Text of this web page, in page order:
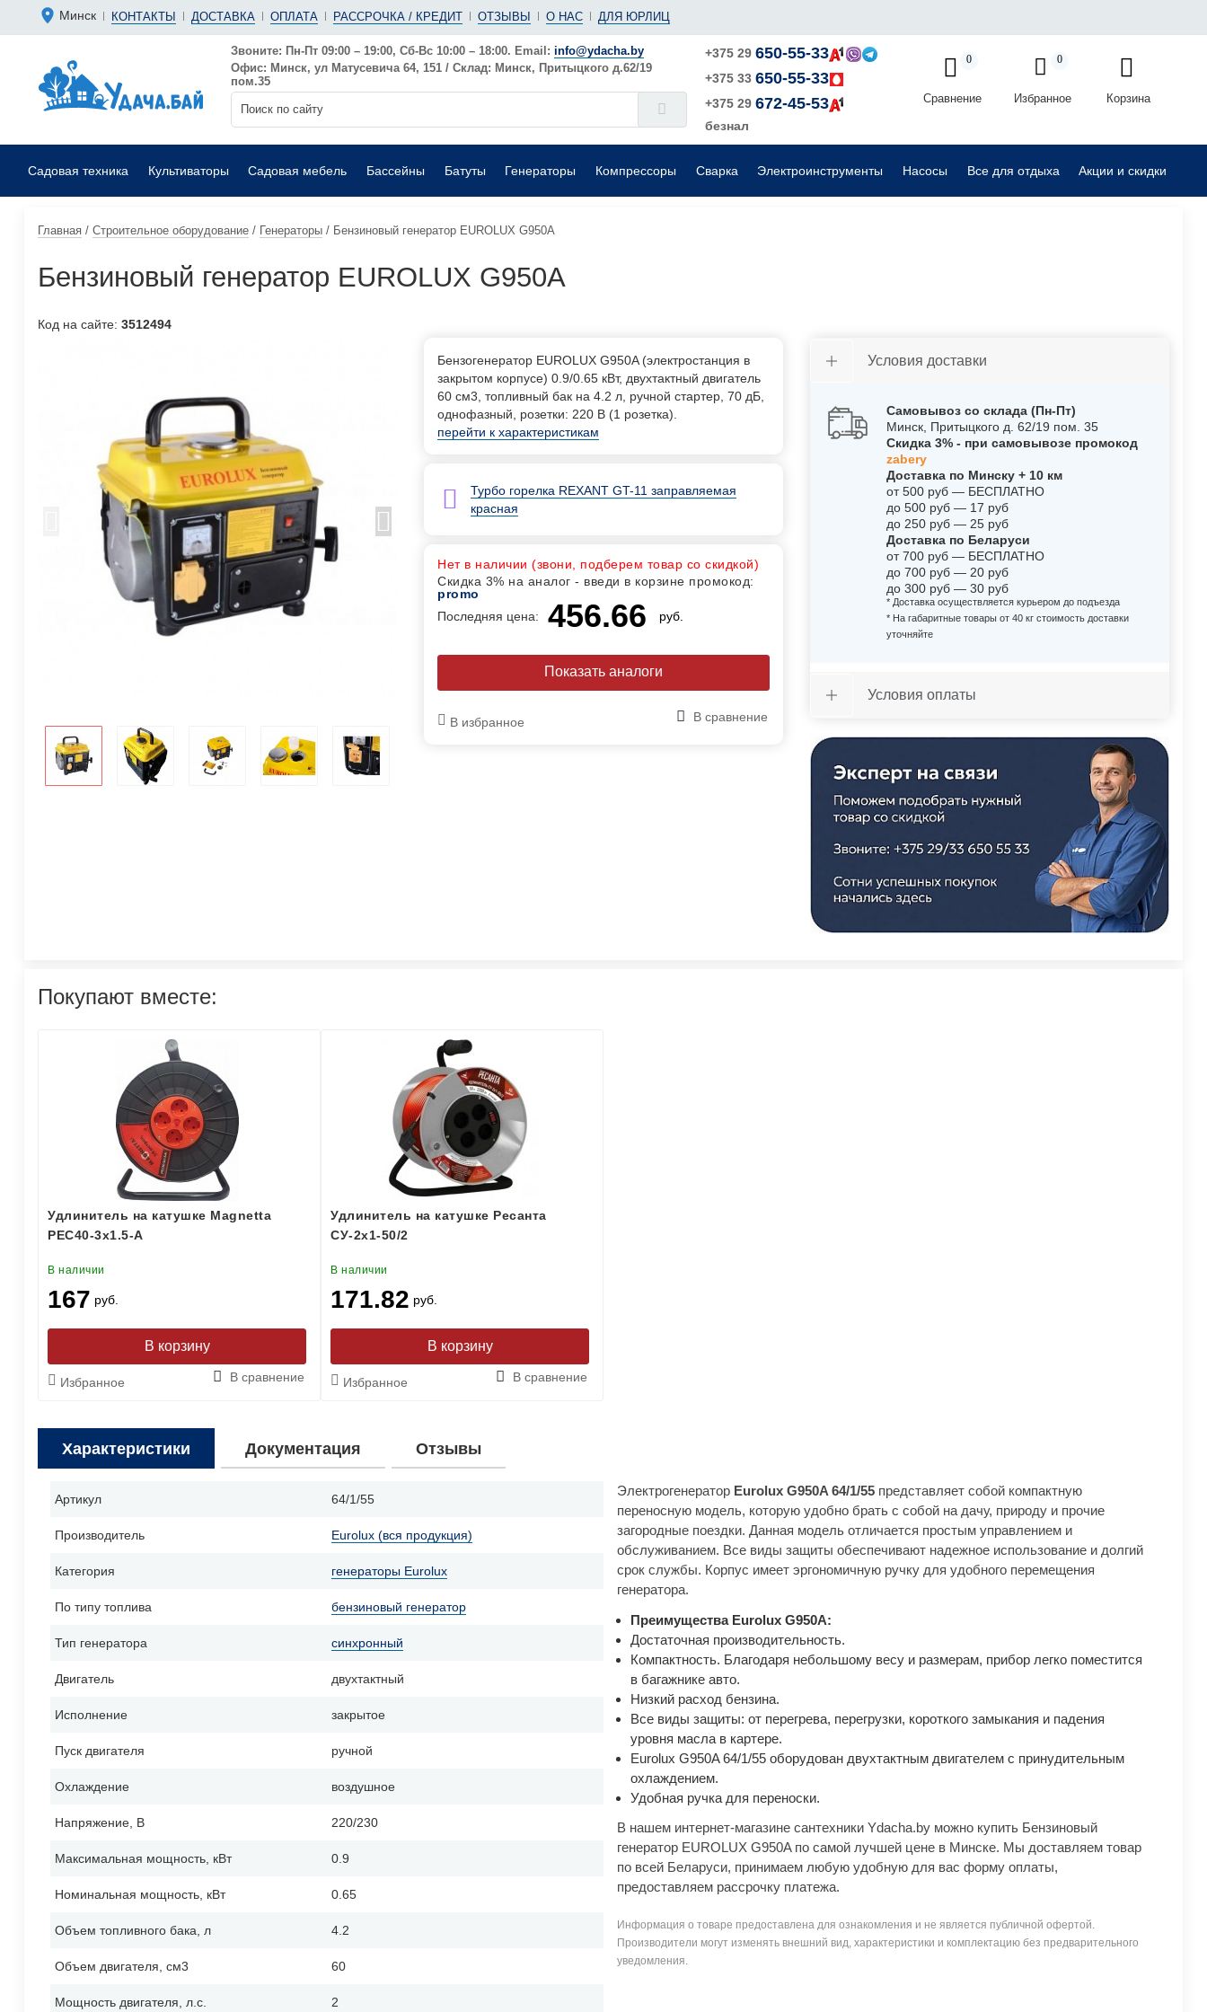
Минск КОНТАКТЫ ДОСТАВКА ОПЛАТА РАССРОЧКА / КРЕДИТ ОТЗЫВЫ О НАС ДЛЯ ЮРЛИЦ
Звоните: Пн-Пт 09:00 – 19:00, Сб-Вс 10:00 – 18:00. Email: info@ydacha.by
Офис: Минск, ул Матусевича 64, 151 / Склад: Минск, Притыцкого д.62/19
пом.35
+375 29 650-55-33
+375 33 650-55-33
+375 29 672-45-53
безнал
0
Сравнение
0
Избранное Корзина
Садовая техника
Аккумуляторные
Садовые воздуходувки
Бензиновые
Мойки высокого давления
Электрические
Садовые измельчители
Комплектующие для садовой техники
Культиваторы Садовая мебель Бассейны Батуты Генераторы Компрессоры Сварка Электроинструменты
Болгарки (ушм)
Шлифовальные машины
Насосы
Мотопомпы
Поверхностные
Все для отдыха Акции и скидки
Главная / Строительное оборудование / Генераторы / Бензиновый генератор EUROLUX G950A
Бензиновый генератор EUROLUX G950A
Код на сайте: 3512494
Бензогенератор EUROLUX G950A (электростанция в
закрытом корпусе) 0.9/0.65 кВт, двухтактный двигатель
60 см3, топливный бак на 4.2 л, ручной стартер, 70 дБ,
однофазный, розетки: 220 В (1 розетка).
перейти к характеристикам
Турбо горелка REXANT GT-11 заправляемая
красная
Нет в наличии (звони, подберем товар со скидкой)
Скидка 3% на аналог - введи в корзине промокод:
promo
Последняя цена:
456.66 руб.
Показать аналоги
В избранное В сравнение
Условия доставки
Самовывоз со склада (Пн-Пт)
Минск, Притыцкого д. 62/19 пом. 35
Скидка 3% - при самовывозе промокод
zabery
Доставка по Минску + 10 км
от 500 руб — БЕСПЛАТНО
до 500 руб — 17 руб
до 250 руб — 25 руб
Доставка по Беларуси
от 700 руб — БЕСПЛАТНО
до 700 руб — 20 руб
до 300 руб — 30 руб
* Доставка осуществляется курьером до подъезда
* На габаритные товары от 40 кг стоимость доставки
уточняйте
Условия оплаты
Покупают вместе:
Удлинитель на катушке Magnetta
PEC40-3x1.5-A
В наличии
167 руб.
Избранное В сравнение
Удлинитель на катушке Ресанта
СУ-2х1-50/2
В наличии
171.82 руб.
Избранное В сравнение
Характеристики Документация Отзывы
Артикул 64/1/55
Производитель Eurolux (вся продукция)
Категория генераторы Eurolux
По типу топлива бензиновый генератор
Тип генератора синхронный
Двигатель двухтактный
Исполнение закрытое
Пуск двигателя ручной
Охлаждение воздушное
Напряжение, В 220/230
Максимальная мощность, кВт 0.9
Номинальная мощность, кВт 0.65
Объем топливного бака, л 4.2
Объем двигателя, см3 60
Мощность двигателя, л.с. 2
Электрогенератор Eurolux G950A 64/1/55 представляет собой компактную
переносную модель, которую удобно брать с собой на дачу, природу и прочие
загородные поездки. Данная модель отличается простым управлением и
обслуживанием. Все виды защиты обеспечивают надежное использование и долгий
срок службы. Корпус имеет эргономичную ручку для удобного перемещения
генератора.
Преимущества Eurolux G950A:
Достаточная производительность.
Компактность. Благодаря небольшому весу и размерам, прибор легко поместится
в багажнике авто.
Низкий расход бензина.
Все виды защиты: от перегрева, перегрузки, короткого замыкания и падения
уровня масла в картере.
Eurolux G950A 64/1/55 оборудован двухтактным двигателем с принудительным
охлаждением.
Удобная ручка для переноски.
В нашем интернет-магазине сантехники Ydacha.by можно купить Бензиновый
генератор EUROLUX G950A по самой лучшей цене в Минске. Мы доставляем товар
по всей Беларуси, принимаем любую удобную для вас форму оплаты,
предоставляем рассрочку платежа.
Информация о товаре предоставлена для ознакомления и не является публичной офертой.
Производители могут изменять внешний вид, характеристики и комплектацию без предварительного
уведомления.